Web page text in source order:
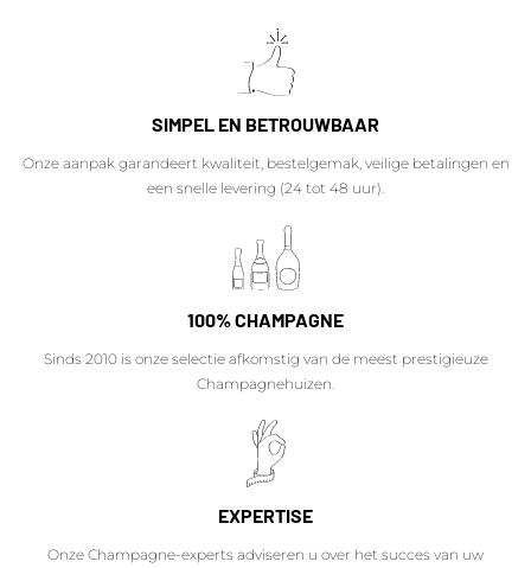
SIMPEL EN BETROUWBAAR
Onze aanpak garandeert kwaliteit, bestelgemak, veilige betalingen en
een snelle levering (24 tot 48 uur).
100% CHAMPAGNE
Sinds 2010 is onze selectie afkomstig van de meest prestigieuze
Champagnehuizen.
EXPERTISE
Onze Champagne-experts adviseren u over het succes van uw